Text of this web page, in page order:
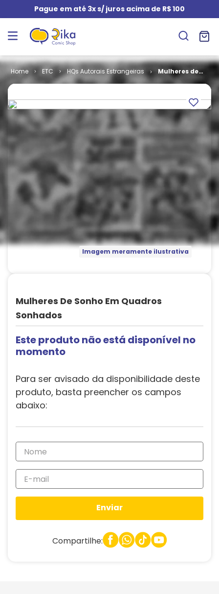
Pague em até 3x s/ juros acima de R$ 100
ETC HQs Autorais Estrangeiras
Mulheres de
Sonho em
Sonhados
Imagem meramente ilustrativa
Mulheres De Sonho Em Quadros
Sonhados
Este produto não está disponível no
momento
Para ser avisado da disponibilidade deste
produto, basta preencher os campos
abaixo:
Enviar
Compartilhe: